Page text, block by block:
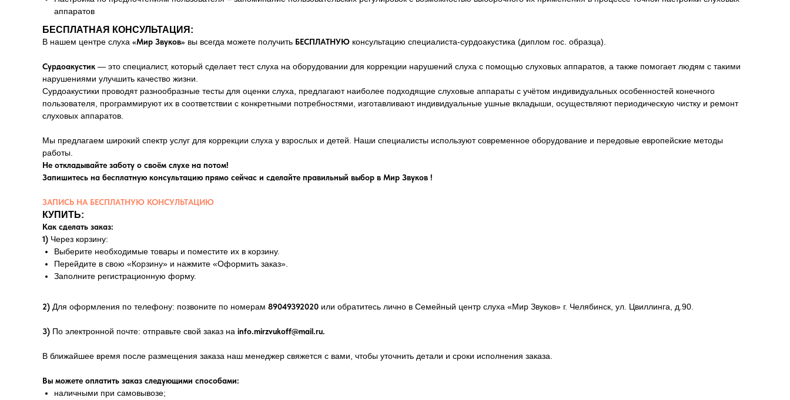
аппаратов
БЕСПЛАТНАЯ КОНСУЛЬТАЦИЯ:
В нашем центре слуха «Мир Звуков» вы всегда можете получить БЕСПЛАТНУЮ консультацию специалиста-сурдоакустика (диплом гос. образца).
Сурдоакустик — это специалист, который сделает тест слуха на оборудовании для коррекции нарушений слуха с помощью слуховых аппаратов, а также помогает людям с такими
нарушениями улучшить качество жизни.
Сурдоакустики проводят разнообразные тесты для оценки слуха, предлагают наиболее подходящие слуховые аппараты с учётом индивидуальных особенностей конечного
пользователя, программируют их в соответствии с конкретными потребностями, изготавливают индивидуальные ушные вкладыши, осуществляют периодическую чистку и ремонт
слуховых аппаратов.
Мы предлагаем широкий спектр услуг для коррекции слуха у взрослых и детей. Наши специалисты используют современное оборудование и передовые европейские методы
работы.
Не откладывайте заботу о своём слухе на потом!
Запишитесь на бесплатную консультацию прямо сейчас и сделайте правильный выбор в Мир Звуков !
ЗАПИСЬ НА БЕСПЛАТНУЮ КОНСУЛЬТАЦИЮ
КУПИТЬ:
Как сделать заказ:
1) Через корзину:
Выберите необходимые товары и поместите их в корзину.
Перейдите в свою «Корзину» и нажмите «Оформить заказ».
Заполните регистрационную форму.
2) Для оформления по телефону: позвоните по номерам 89049392020 или обратитесь лично в Семейный центр слуха «Мир Звуков» г. Челябинск, ул. Цвиллинга, д.90.
3) По электронной почте: отправьте свой заказ на info.mirzvukoff@mail.ru.
В ближайшее время после размещения заказа наш менеджер свяжется с вами, чтобы уточнить детали и сроки исполнения заказа.
Вы можете оплатить заказ следующими способами:
наличными при самовывозе;